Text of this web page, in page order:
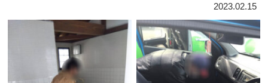
2023.02.15